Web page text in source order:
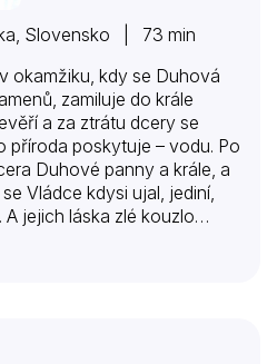
Slovensko | 73 min
okamžiku, kdy se Duhová
zamiluje do krále
a za ztrátu dcery se
příroda poskytuje – vodu. Po
Duhové panny a krále, a
Vládce kdysi ujal, jediní,
jejich láska zlé kouzlo